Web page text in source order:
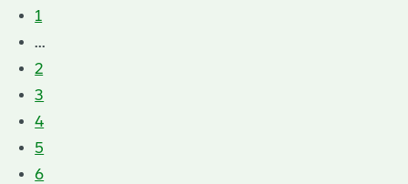
1
...
2
3
4
5
6